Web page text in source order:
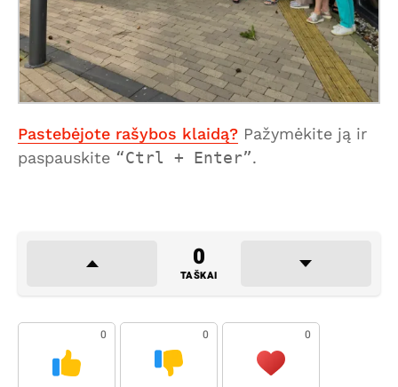
Pastebėjote rašybos klaidą? Pažymėkite ją ir
paspauskite
Ctrl + Enter .
0
TAŠKAI
0 0 0